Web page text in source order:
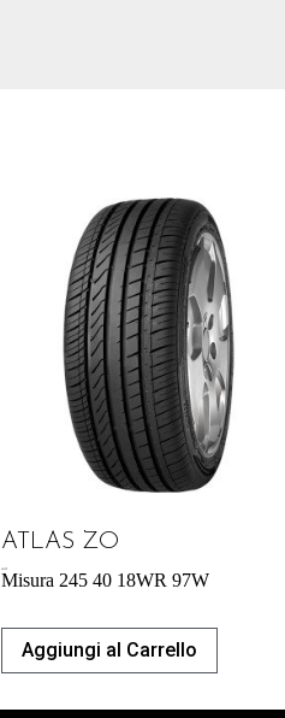
ATLAS ZO
Misura 245 40 18WR 97W
Aggiungi al Carrello